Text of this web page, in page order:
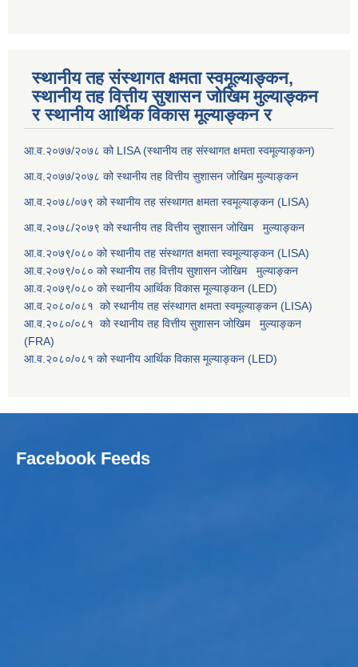
स्थानीय तह संस्थागत क्षमता स्वमूल्याङ्कन,
स्थानीय तह वित्तीय सुशासन जोखिम मुल्याङ्कन
र स्थानीय आर्थिक विकास मूल्याङ्कन र
आ.व.२०७७/२०७८ को LISA (स्थानीय तह संस्थागत क्षमता स्वमूल्याङ्कन)
आ.व.२०७७/२०७८ को स्थानीय तह वित्तीय सुशासन जोखिम मुल्याङ्कन
आ.व.२०७८/०७९ को स्थानीय तह संस्थागत क्षमता स्वमूल्याङ्कन (LISA)
आ.व.२०७८/२०७९ को स्थानीय तह वित्तीय सुशासन जोखिम मुल्याङ्कन
आ.व.२०७९/०८० को स्थानीय तह संस्थागत क्षमता स्वमूल्याङ्कन (LISA)
आ.व.२०७९/०८० को स्थानीय तह वित्तीय सुशासन जोखिम मुल्याङ्कन
आ.व.२०७९/०८० को स्थानीय आर्थिक विकास मूल्याङ्कन (LED)
आ.व.२०८०/०८१ को स्थानीय तह संस्थागत क्षमता स्वमूल्याङ्कन (LISA)
आ.व.२०८०/०८१ को स्थानीय तह वित्तीय सुशासन जोखिम मुल्याङ्कन
(FRA)
आ.व.२०८०/०८१ को स्थानीय आर्थिक विकास मूल्याङ्कन (LED)
Facebook Feeds